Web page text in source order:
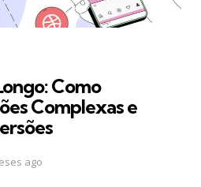
Como
Complexas e
ago